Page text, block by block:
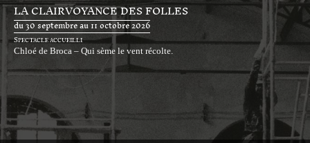
LA CLAIRVOYANCE DES FOLLES
du 30 septembre au 11 octobre 2026
Spectacle accueilli
Chloé de Broca – Qui sème le vent récolte.